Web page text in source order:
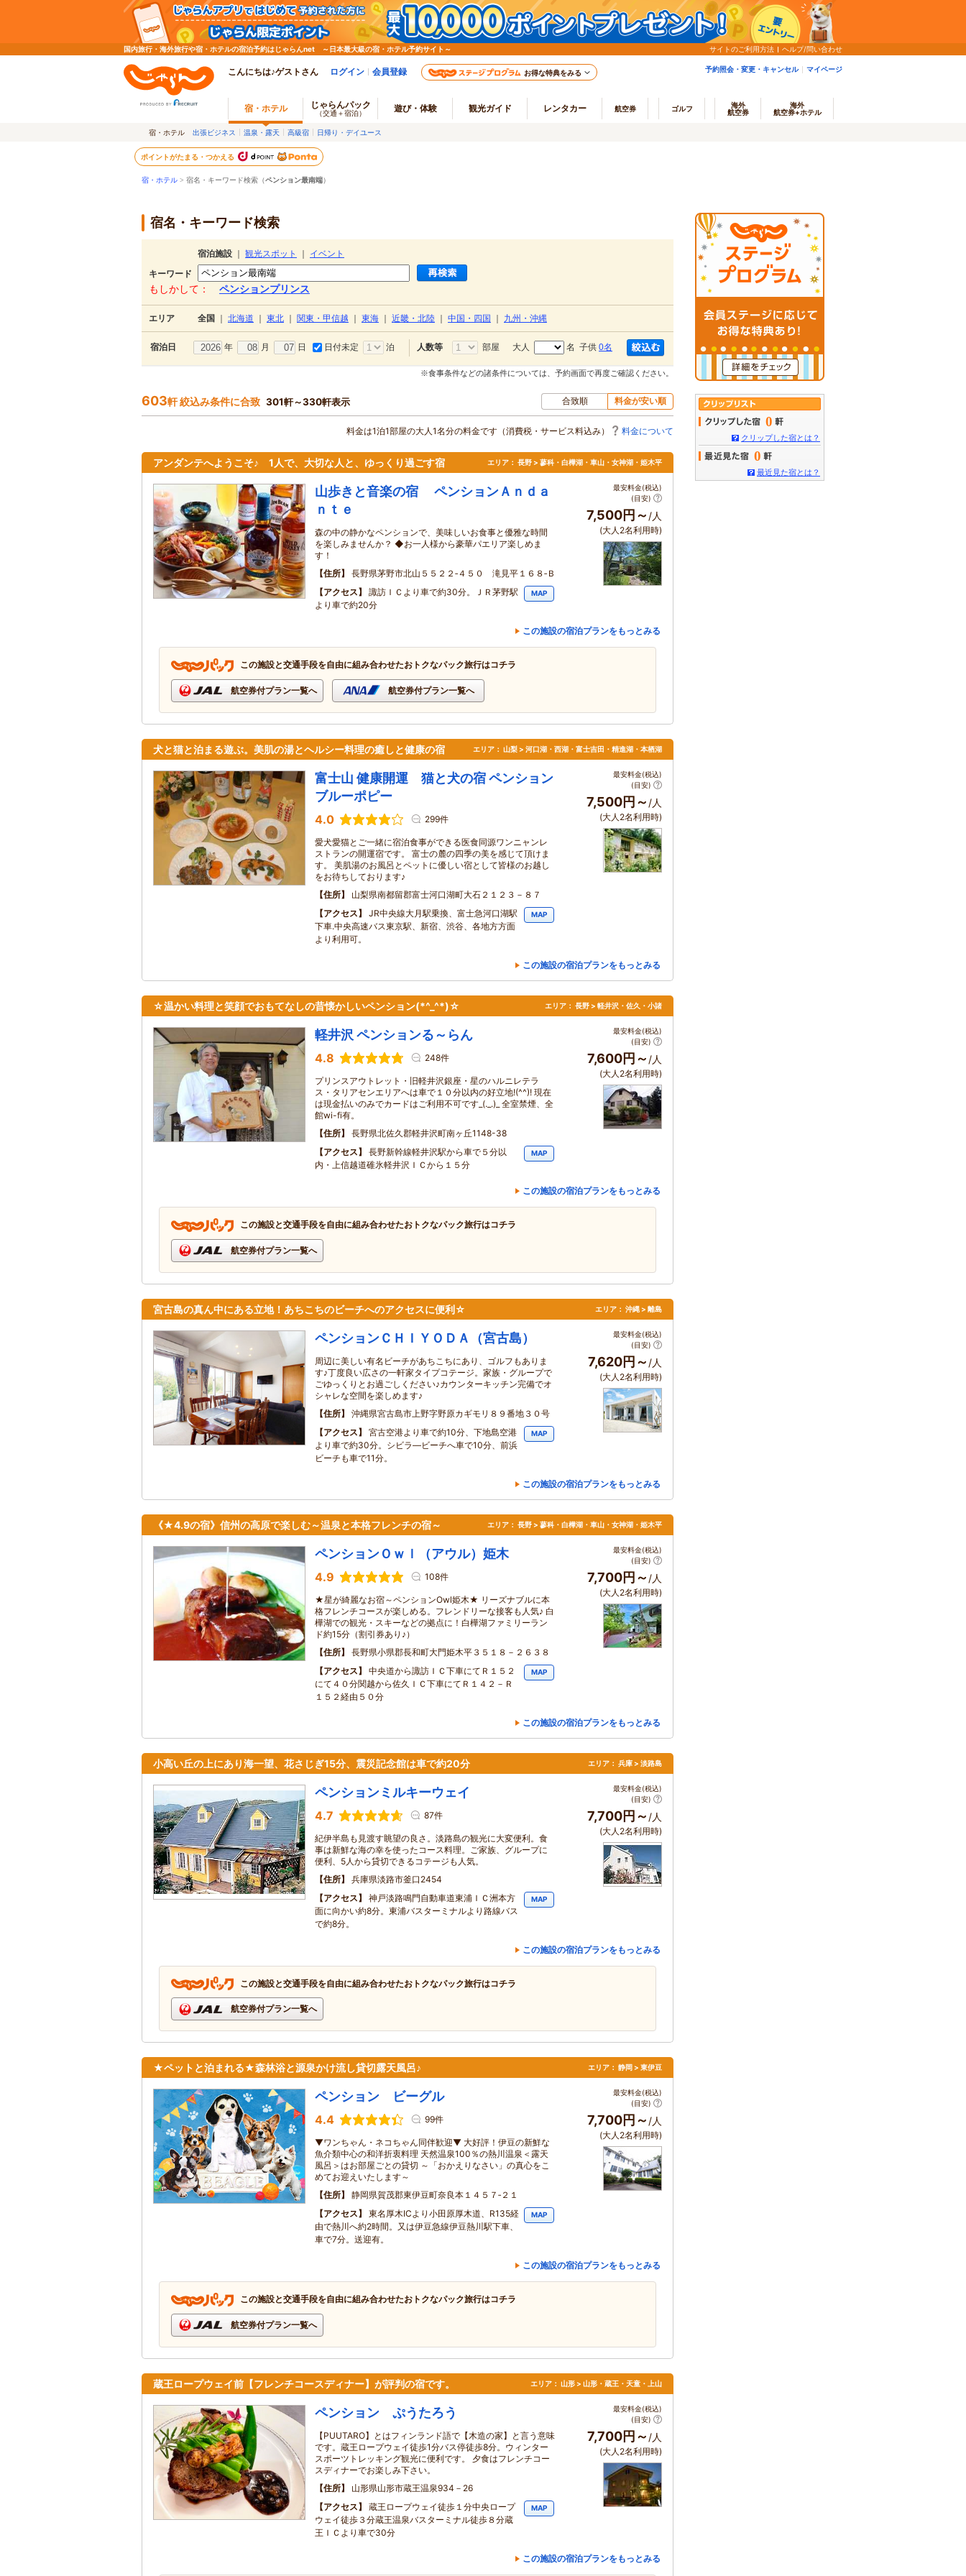
国内旅行・海外旅行や宿・ホテルの宿泊予約はじゃらんnet ～日本最大級の宿・ホテル予約サイト～ サイトのご利用方法 ヘルプ/問い合わせ
こんにちは♪ゲストさん ログイン 会員登録 お得な特典をみる 予約照会・変更・キャンセル マイページ
宿・ホテル じゃらんパック
（交通＋宿泊） 遊び・体験 観光ガイド レンタカー 航空券 ゴルフ
海外
航空券
海外
航空券+ホテル
宿・ホテル 出張ビジネス 温泉・露天 高級宿 日帰り・デイユース
ポイントがたまる・つかえる
宿・ホテル > 宿名・キーワード検索（ペンション最南端）
宿名・キーワード検索
宿泊施設 観光スポット
イベント
キーワード
もしかして： ペンションプリンス
エリア 全国 北海道 東北 関東・甲信越 東海 近畿・北陸 中国・四国 九州・沖縄
宿泊日 年 月 日 日付未定 泊 人数等 部屋 大人 名 子供 0名
※食事条件などの諸条件については、予約画面で再度ご確認ください。
603軒 絞込み条件に合致 301軒～330軒表示 合致順 料金が安い順
料金は1泊1部屋の大人1名分の料金です（消費税・サービス料込み） 料金について
アンダンテへようこそ♪ 1人で、大切な人と、ゆっくり過ごす宿 エリア： 長野 > 蓼科・白樺湖・車山・女神湖・姫木平
山歩きと音楽の宿 ペンションＡｎｄａ
ｎｔｅ
森の中の静かなペンションで、美味しいお食事と優雅な時間
を楽しみませんか？ ◆お一人様から豪華パエリア楽しめま
す！
住所
長野県茅野市北山５５２２‐４５０ 滝見平１６８‐Ｂ
アクセス
諏訪ＩＣより車で約30分。ＪＲ茅野駅
より車で約20分
MAP
最安料金(税込)
(目安)
7,500円～ /人
(大人2名利用時)
この施設の宿泊プランをもっとみる
この施設と交通手段を自由に組み合わせたおトクなパック旅行はコチラ
航空券付プラン一覧へ 航空券付プラン一覧へ
犬と猫と泊まる遊ぶ。美肌の湯とヘルシー料理の癒しと健康の宿 エリア： 山梨 > 河口湖・西湖・富士吉田・精進湖・本栖湖
富士山 健康開運 猫と犬の宿 ペンション
ブルーポピー
4.0 299件
愛犬愛猫とご一緒に宿泊食事ができる医食同源ワンニャンレ
ストランの開運宿です。 富士の麓の四季の美を感じて頂けま
す。 美肌湯のお風呂とペットに優しい宿として皆様のお越し
をお待ちしております♪
住所
山梨県南都留郡富士河口湖町大石２１２３－８７
アクセス
JR中央線大月駅乗換、富士急河口湖駅
下車.中央高速バス東京駅、新宿、渋谷、各地方方面
より利用可。
MAP
最安料金(税込)
(目安)
7,500円～ /人
(大人2名利用時)
この施設の宿泊プランをもっとみる
☆温かい料理と笑顔でおもてなしの昔懐かしいペンション(*^_^*)☆ エリア： 長野 > 軽井沢・佐久・小諸
軽井沢 ペンションる～らん
4.8 248件
プリンスアウトレット・旧軽井沢銀座・星のハルニレテラ
ス・タリアセンエリアへは車で１０分以内の好立地!(^^)! 現在
は現金払いのみでカードはご利用不可です_(._.)_ 全室禁煙、全
館wi-fi有。
住所
長野県北佐久郡軽井沢町南ヶ丘1148-38
アクセス
長野新幹線軽井沢駅から車で５分以
内・上信越道碓氷軽井沢ＩＣから１５分
MAP
最安料金(税込)
(目安)
7,600円～ /人
(大人2名利用時)
この施設の宿泊プランをもっとみる
この施設と交通手段を自由に組み合わせたおトクなパック旅行はコチラ
航空券付プラン一覧へ
宮古島の真ん中にある立地！あちこちのビーチへのアクセスに便利☆ エリア： 沖縄 > 離島
ペンションＣＨＩＹＯＤＡ（宮古島）
周辺に美しい有名ビーチがあちこちにあり、ゴルフもありま
す♪丁度良い広さの一軒家タイプコテージ。家族・グループで
ごゆっくりとお過ごしください♪カウンターキッチン完備でオ
シャレな空間を楽しめます♪
住所
沖縄県宮古島市上野字野原カギモリ８９番地３０号
アクセス
宮古空港より車で約10分、下地島空港
より車で約30分。シビラ―ビーチへ車で10分、前浜
ビーチも車で11分。
MAP
最安料金(税込)
(目安)
7,620円～ /人
(大人2名利用時)
この施設の宿泊プランをもっとみる
《★4.9の宿》信州の高原で楽しむ～温泉と本格フレンチの宿～ エリア： 長野 > 蓼科・白樺湖・車山・女神湖・姫木平
ペンションＯｗｌ（アウル）姫木
4.9 108件
★星が綺麗なお宿～ペンションOwl姫木★ リーズナブルに本
格フレンチコースが楽しめる。フレンドリーな接客も人気♪ 白
樺湖での観光・スキーなどの拠点に！白樺湖ファミリーラン
ド約15分（割引券あり♪）
住所
長野県小県郡長和町大門姫木平３５１８－２６３８
アクセス
中央道から諏訪ＩＣ下車にてＲ１５２
にて４０分関越から佐久ＩＣ下車にてＲ１４２－Ｒ
１５２経由５０分
MAP
最安料金(税込)
(目安)
7,700円～ /人
(大人2名利用時)
この施設の宿泊プランをもっとみる
小高い丘の上にあり海一望、花さじぎ15分、震災記念館は車で約20分 エリア： 兵庫 > 淡路島
ペンションミルキーウェイ
4.7 87件
紀伊半島も見渡す眺望の良さ。淡路島の観光に大変便利。食
事は新鮮な海の幸を使ったコース料理。ご家族、グループに
便利、5人から貸切できるコテージも人気。
住所
兵庫県淡路市釜口2454
アクセス
神戸淡路鳴門自動車道東浦ＩＣ洲本方
面に向かい約8分。東浦バスターミナルより路線バス
で約8分。
MAP
最安料金(税込)
(目安)
7,700円～ /人
(大人2名利用時)
この施設の宿泊プランをもっとみる
この施設と交通手段を自由に組み合わせたおトクなパック旅行はコチラ
航空券付プラン一覧へ
★ペットと泊まれる★森林浴と源泉かけ流し貸切露天風呂♪ エリア： 静岡 > 東伊豆
ペンション ビーグル
4.4 99件
▼ワンちゃん・ネコちゃん同伴歓迎▼ 大好評！伊豆の新鮮な
魚介類中心の和洋折衷料理 天然温泉100％の熱川温泉＜露天
風呂＞はお部屋ごとの貸切 ～「おかえりなさい」の真心をこ
めてお迎えいたします～
住所
静岡県賀茂郡東伊豆町奈良本１４５７‐２１
アクセス
東名厚木ICより小田原厚木道、R135経
由で熱川へ約2時間。又は伊豆急線伊豆熱川駅下車、
車で7分。送迎有。
MAP
最安料金(税込)
(目安)
7,700円～/人
(大人2名利用時)
この施設の宿泊プランをもっとみる
この施設と交通手段を自由に組み合わせたおトクなパック旅行はコチラ
航空券付プラン一覧へ
蔵王ロープウェイ前【フレンチコースディナー】が評判の宿です。 エリア： 山形 > 山形・蔵王・天童・上山
ペンション ぷうたろう
【PUUTARO】とはフィンランド語で【木造の家】と言う意味
です。蔵王ロープウェイ徒歩1分バス停徒歩8分。ウィンター
スポーツトレッキング観光に便利です。 夕食はフレンチコー
スディナーでお楽しみ下さい。
住所
山形県山形市蔵王温泉934－26
アクセス
蔵王ロープウェイ徒歩１分中央ロープ
ウェイ徒歩３分蔵王温泉バスターミナル徒歩８分蔵
王ＩＣより車で30分
MAP
最安料金(税込)
(目安)
7,700円～ /人
(大人2名利用時)
この施設の宿泊プランをもっとみる
0
クリップした宿とは？
0
最近見た宿とは？